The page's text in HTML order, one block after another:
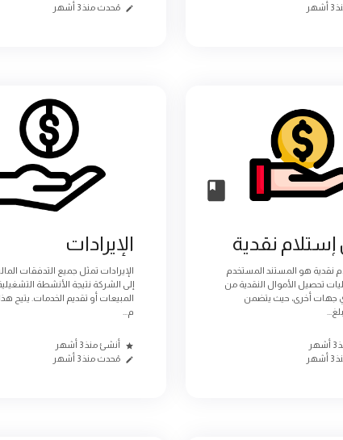
مُحدث منذ 3 أشهر
إستلام نقدية
نقدية هو المستند المستخدم
تحصيل الأموال النقدية من
أي جهات أخرى، حيث يتضمن
الإيرادات
الإيرادات تمثل جميع التدفقات
إلى الشركة نتيجة الأنشطة
المبيعات أو تقديم الخدمات. يتيح
م...
أنشئ منذ 3 أشهر
مُحدث منذ 3 أشهر